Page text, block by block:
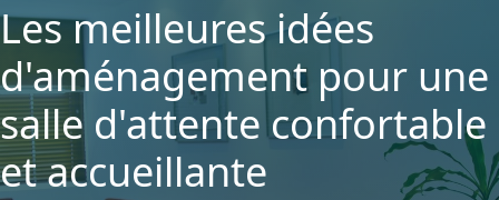
Les meilleures idées
d'aménagement pour une
salle d'attente confortable
et accueillante